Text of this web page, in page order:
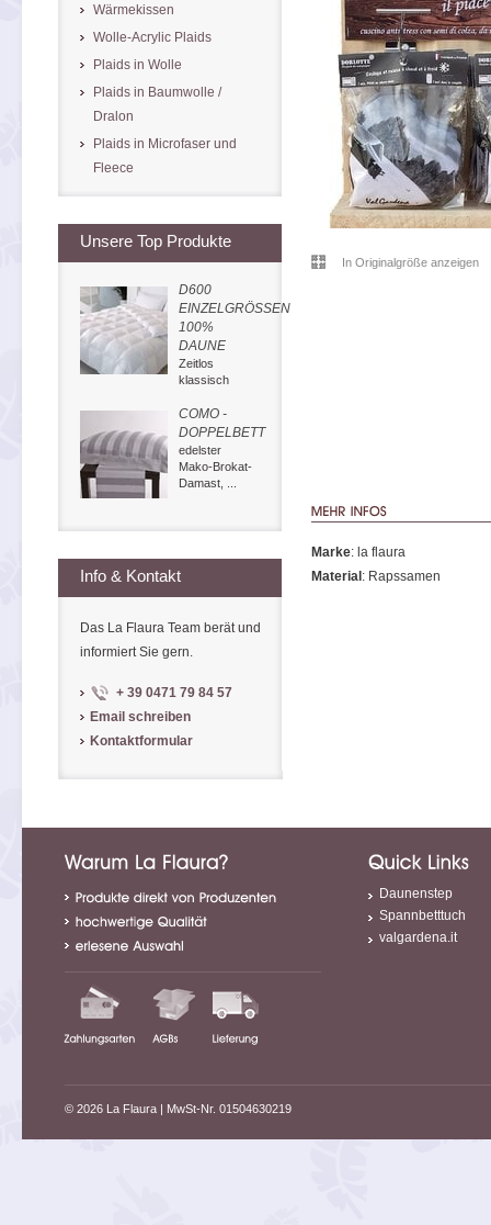
In Originalgröße anzeigen
Marke: la flaura
Material : Rapssamen
Wärmekissen
Wolle-Acrylic Plaids
Plaids in Wolle
Plaids in Baumwolle /
Dralon
Plaids in Microfaser und
Fleece
Unsere Top Produkte
D600
EINZELGRÖSSEN
100%
DAUNE
Zeitlos
klassisch
COMO -
DOPPELBETT
edelster
Mako-Brokat-
Damast, ...
Info & Kontakt
Das La Flaura Team berät und
informiert Sie gern.
+ 39 0471 79 84 57
Email schreiben
Kontaktformular
Daunenstep
Spannbetttuch
valgardena.it
© 2026 La Flaura| MwSt-Nr. 01504630219